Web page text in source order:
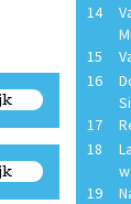
14
15
16
17
18
19